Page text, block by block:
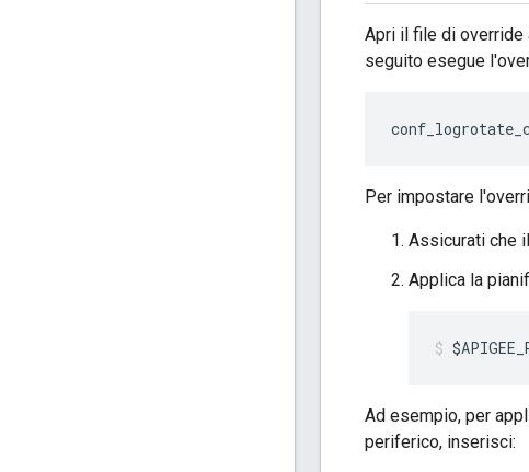
Apri il file di
seguito esegue
Per impostare
Assicurati che
Applica la
Ad esempio, per
periferico, inserisci: